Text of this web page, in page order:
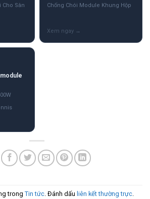
Cho Sân
Chống Chói Module Khung Hộp
trong Tin tức. Đánh dấu liên kết thường trực.